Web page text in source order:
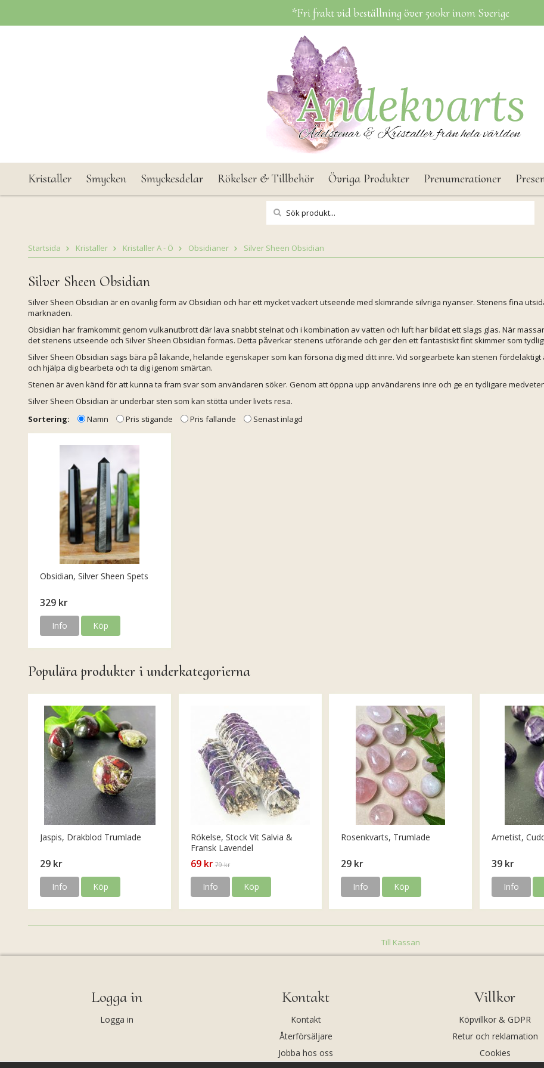
*Fri frakt vid beställning över 500kr inom Sverige
Kristaller Smycken Smyckesdelar Rökelser & Tillbehör Övriga Produkter Prenumerationer
Startsida Kristaller Kristaller A - Ö Obsidianer Silver Sheen Obsidian
Silver Sheen Obsidian
Silver Sheen Obsidian är en ovanlig form av Obsidian och har ett mycket vackert utseende med skimrande silvriga nyanser. Stenens fina
marknaden.
Obsidian har framkommit genom vulkanutbrott där lava snabbt stelnat och i kombination av vatten och luft har bildat ett slags glas. När
det stenens utseende och Silver Sheen Obsidian formas. Detta påverkar stenens utförande och ger den ett fantastiskt fint skimmer som
Silver Sheen Obsidian sägs bära på läkande, helande egenskaper som kan försona dig med ditt inre. Vid sorgearbete kan stenen
och hjälpa dig bearbeta och ta dig igenom smärtan.
Stenen är även känd för att kunna ta fram svar som användaren söker. Genom att öppna upp användarens inre och ge en tydligare
Silver Sheen Obsidian är underbar sten som kan stötta under livets resa.
Sortering:
Namn Pris stigande Pris fallande Senast inlagd
Obsidian, Silver Sheen Spets
329 kr
Info Köp
Populära produkter i underkategorierna
Jaspis, Drakblod Trumlade
29 kr
Info Köp
Rökelse, Stock Vit Salvia &
Fransk Lavendel
69 kr 79 kr
Info Köp
Rosenkvarts, Trumlade
29 kr
Info Köp
Ametist,
39 kr
Info
Till Kassan
Logga in
Logga in
Kontakt
Kontakt
Återförsäljare
Jobba hos oss
Villkor
Köpvillkor & GDPR
Retur och reklamation
Cookies